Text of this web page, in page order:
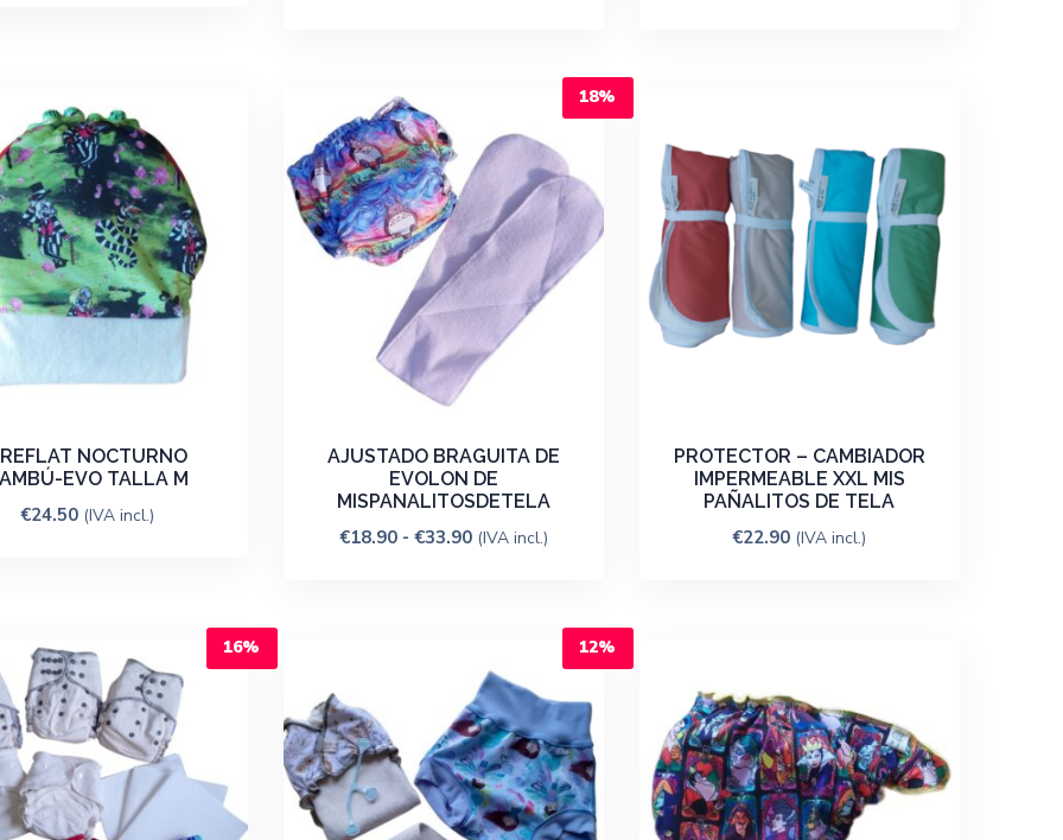
NOCTURNO
EVO TALLA M
€24.50 (IVA incl.)
18%
AJUSTADO BRAGUITA DE
EVOLON DE
MISPANALITOSDETELA
€18.90 - €33.90 (IVA incl.)
PROTECTOR – CAMBIADOR
IMPERMEABLE XXL MIS
PAÑALITOS DE TELA
€22.90 (IVA incl.)
16% 12%